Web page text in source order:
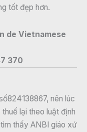
tốt đẹp hơn.
de Vietnamese
370
nên lúc
lại theo luật định
thấy ANBI giáo xứ